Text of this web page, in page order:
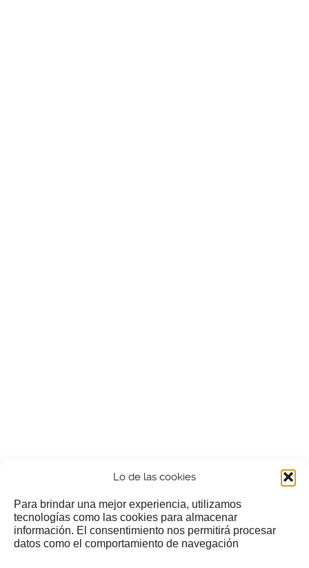
Lo de las cookies
Para brindar una mejor experiencia, utilizamos
tecnologías como las cookies para almacenar
información. El consentimiento nos permitirá procesar
datos como el comportamiento de navegación
¿Nos invitas a un cafecillo?